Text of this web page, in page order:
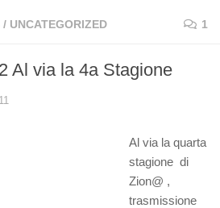
/ UNCATEGORIZED 1
Al via la 4a Stagione
Al via la quarta
stagione di
Zion@ ,
trasmissione